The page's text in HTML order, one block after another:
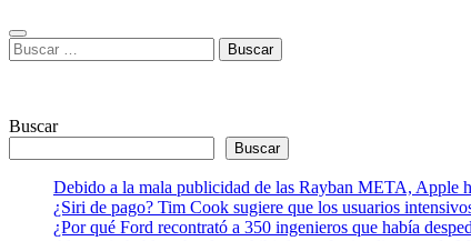
Buscar:
Buscar
Buscar
Debido a la mala publicidad de las Rayban META, Apple
¿Siri de pago? Tim Cook sugiere que los usuarios
¿Por qué Ford recontrató a 350 ingenieros que había